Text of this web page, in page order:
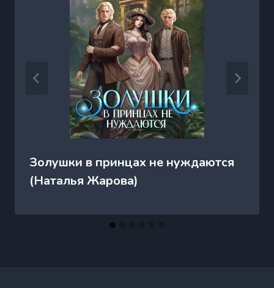
Золушки в принцах не нуждаются
(Наталья Жарова)